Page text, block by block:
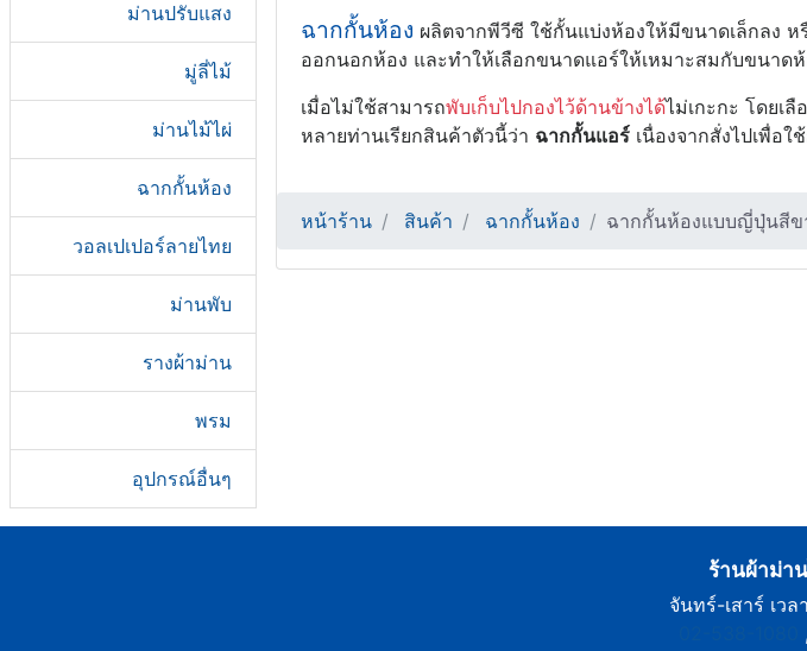
ม่านปรับแสง
มู่ลี่ไม้
ม่านไม้ไผ่
ฉากกั้นห้อง
วอลเปเปอร์ลายไทย
ม่านพับ
รางผ้าม่าน
พรม
อุปกรณ์อื่นๆ
ฉากกั้นห้อง ผลิตจากพีวีซี ใช้กั้นแบ่งห้องให้มีขนาดเล็กลง
ออกนอกห้อง และทำให้เลือกขนาดแอร์ให้เหมาะสมกับขนาด
เมื่อไม่ใช้สามารถพับเก็บไปกองไว้ด้านข้างได้ไม่เกะกะ โดยเ
หลายท่านเรียกสินค้าตัวนี้ว่า ฉากกั้นแอร์ เนื่องจากสั่งไปเพื่อใ
หน้าร้าน สินค้า ฉากกั้นห้อง ฉากกั้นห้องแบบญี่ปุ่นสีข
ร้านผ้าม่า
จันทร์-เสาร์ เว